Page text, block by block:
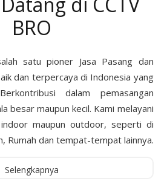
BRO
satu pioner Jasa Pasang dan
dan terpercaya di Indonesia yang
dalam pemasangan
besar maupun kecil. Kami melayani
maupun outdoor, seperti di
Rumah dan tempat-tempat lainnya.
Selengkapnya